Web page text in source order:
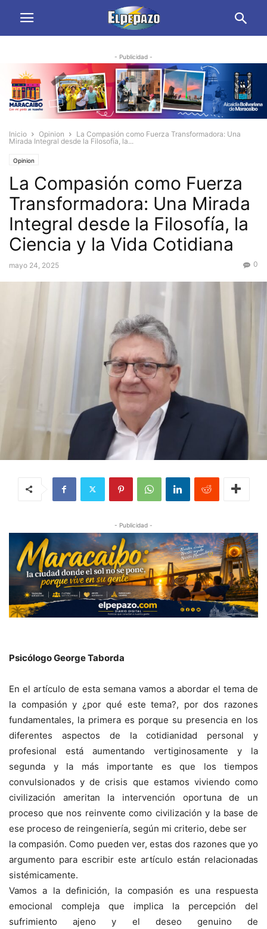
- Publicidad -
Inicio Opinion
La Compasión como Fuerza Transformadora: Una
Mirada Integral desde la Filosofía, la...
Opinion
La Compasión como Fuerza
Transformadora: Una Mirada
Integral desde la Filosofía, la
Ciencia y la Vida Cotidiana
mayo 24, 2025 0
- Publicidad -
Psicólogo George Taborda
En el artículo de esta semana vamos a abordar el tema de
la compasión y ¿por qué este tema?, por dos razones
fundamentales, la primera es porque su presencia en los
diferentes aspectos de la cotidianidad personal y
profesional está aumentando vertiginosamente y la
segunda y la más importante es que los tiempos
convulsionados y de crisis que estamos viviendo como
civilización ameritan la intervención oportuna de un
proceso que nos reinvente como civilización y la base de
ese proceso de reingeniería, según mi criterio, debe ser
la compasión. Como pueden ver, estas dos razones que yo
argumento para escribir este artículo están relacionadas
sistémicamente.
Vamos a la definición, la compasión es una respuesta
emocional compleja que implica la percepción del
sufrimiento ajeno y el deseo genuino de